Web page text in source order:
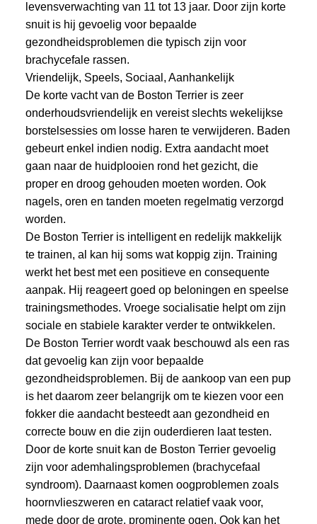
levensverwachting van 11 tot 13 jaar. Door zijn korte
snuit is hij gevoelig voor bepaalde
gezondheidsproblemen die typisch zijn voor
brachycefale rassen.
Vriendelijk, Speels, Sociaal, Aanhankelijk
De korte vacht van de Boston Terrier is zeer
onderhoudsvriendelijk en vereist slechts wekelijkse
borstelsessies om losse haren te verwijderen. Baden
gebeurt enkel indien nodig. Extra aandacht moet
gaan naar de huidplooien rond het gezicht, die
proper en droog gehouden moeten worden. Ook
nagels, oren en tanden moeten regelmatig verzorgd
worden.
De Boston Terrier is intelligent en redelijk makkelijk
te trainen, al kan hij soms wat koppig zijn. Training
werkt het best met een positieve en consequente
aanpak. Hij reageert goed op beloningen en speelse
trainingsmethodes. Vroege socialisatie helpt om zijn
sociale en stabiele karakter verder te ontwikkelen.
De Boston Terrier wordt vaak beschouwd als een ras
dat gevoelig kan zijn voor bepaalde
gezondheidsproblemen. Bij de aankoop van een pup
is het daarom zeer belangrijk om te kiezen voor een
fokker die aandacht besteedt aan gezondheid en
correcte bouw en die zijn ouderdieren laat testen.
Door de korte snuit kan de Boston Terrier gevoelig
zijn voor ademhalingsproblemen (brachycefaal
syndroom). Daarnaast komen oogproblemen zoals
hoornvlieszweren en cataract relatief vaak voor,
mede door de grote, prominente ogen. Ook kan het